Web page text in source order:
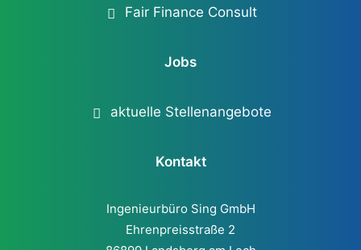
Fair Finance Consult
Jobs
aktuelle Stellenangebote
Kontakt
Ingenieurbüro Sing GmbH
Ehrenpreisstraße 2